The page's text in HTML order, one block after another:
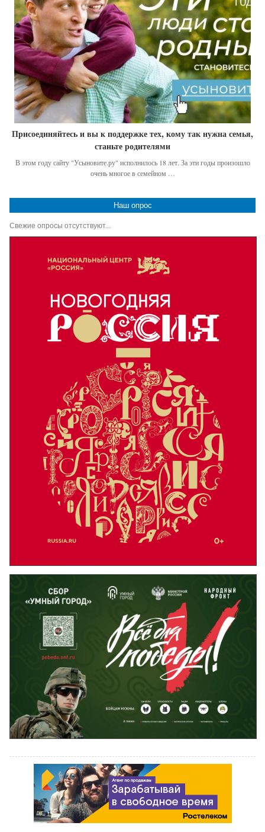
Присоединяйтесь и вы к поддержке тех, кому так нужна семья,
станьте родителями
В этом году сайту "Усыновите.ру" исполнилось 18 лет. За эти годы произошло
очень многое в семейном …
Наш опрос
Свежие опросы отсутствуют...